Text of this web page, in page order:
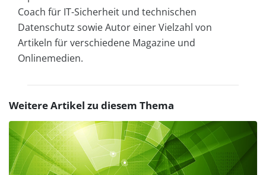
Coach für IT-Sicherheit und technischen
Datenschutz sowie Autor einer Vielzahl von
Artikeln für verschiedene Magazine und
Onlinemedien.
Weitere Artikel zu diesem Thema